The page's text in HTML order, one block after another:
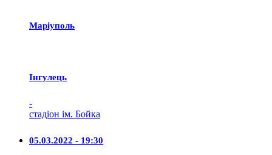
Маріуполь
Iнгулець
-
стадіон ім. Бойка
05.03.2022 - 19:30